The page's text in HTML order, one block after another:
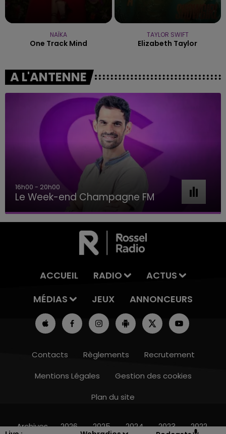
11h00 - 16h00
NAÏKA
One Track Mind
TAYLOR SWIFT
Elizabeth Taylor
A L'ANTENNE
16h00 - 20h00
Le Week-end Champagne FM
ACCUEIL RADIO
ACTUS
MÉDIAS
JEUX ANNONCEURS
Contacts Règlements
Recrutement
Mentions Légales
Gestion des cookies
Plan du site
Archives 2026 2025 2024 2023 2022